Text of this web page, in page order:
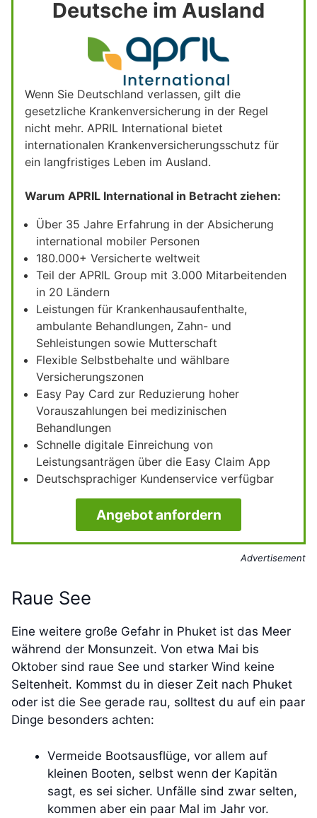
Deutsche im Ausland
Wenn Sie Deutschland verlassen, gilt die
gesetzliche Krankenversicherung in der Regel
nicht mehr. APRIL International bietet
internationalen Krankenversicherungsschutz für
ein langfristiges Leben im Ausland.
Warum APRIL International in Betracht ziehen:
Über 35 Jahre Erfahrung in der Absicherung
international mobiler Personen
180.000+ Versicherte weltweit
Teil der APRIL Group mit 3.000 Mitarbeitenden
in 20 Ländern
Leistungen für Krankenhausaufenthalte,
ambulante Behandlungen, Zahn- und
Sehleistungen sowie Mutterschaft
Flexible Selbstbehalte und wählbare
Versicherungszonen
Easy Pay Card zur Reduzierung hoher
Vorauszahlungen bei medizinischen
Behandlungen
Schnelle digitale Einreichung von
Leistungsanträgen über die Easy Claim App
Deutschsprachiger Kundenservice verfügbar
Angebot anfordern
Advertisement
Raue See
Eine weitere große Gefahr in Phuket ist das Meer
während der Monsunzeit. Von etwa Mai bis
Oktober sind raue See und starker Wind keine
Seltenheit. Kommst du in dieser Zeit nach Phuket
oder ist die See gerade rau, solltest du auf ein paar
Dinge besonders achten:
Vermeide Bootsausflüge, vor allem auf
kleinen Booten, selbst wenn der Kapitän
sagt, es sei sicher. Unfälle sind zwar selten,
kommen aber ein paar Mal im Jahr vor.